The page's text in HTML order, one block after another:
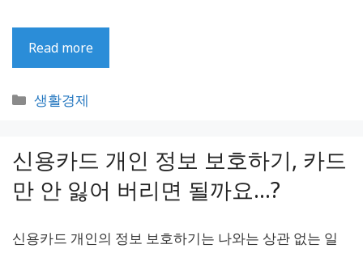
Read more
카
리
생활경제
신용카드 개인 정보 보호하기, 카드
만 안 잃어 버리면 될까요…?
신용카드 개인의 정보 보호하기는 나와는 상관 없는 일